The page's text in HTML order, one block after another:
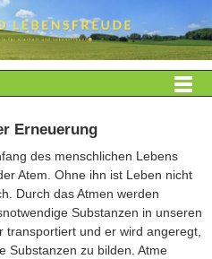
Erneuerung
des menschlichen Lebens
Atem. Ohne ihn ist Leben nicht
Durch das Atmen werden
Substanzen in unseren
transportiert und er wird angeregt,
Substanzen zu bilden. Atme